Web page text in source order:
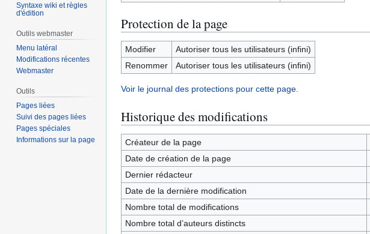
Protection de la page
Modifier
Autoriser tous les utilisateurs (infini)
Renommer
Autoriser tous les utilisateurs (infini)
Voir le journal des protections pour cette page.
Historique des modifications
Créateur de la page
Date de création de la page
Dernier rédacteur
Date de la dernière modification
Nombre total de modifications
Nombre total d’auteurs distincts
Syntaxe wiki et règles
d'édition
Outils webmaster
Menu latéral
Modifications récentes
Webmaster
Outils
Pages liées
Suivi des pages liées
Pages spéciales
Informations sur la page